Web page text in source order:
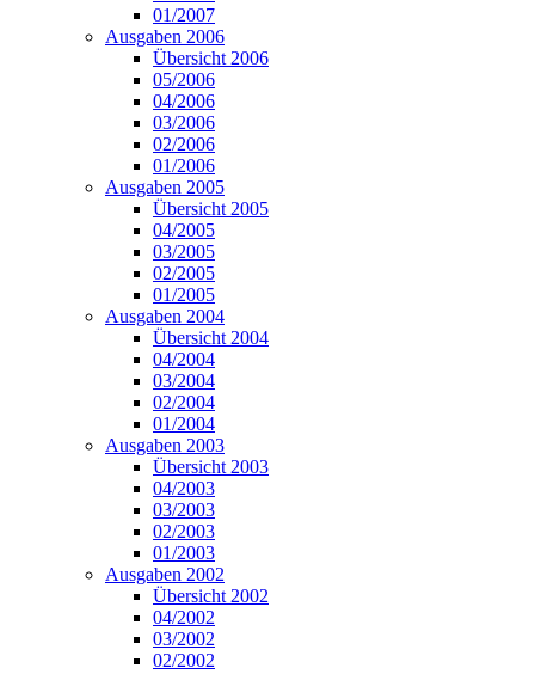
01/2007
Ausgaben 2006
Übersicht 2006
05/2006
04/2006
03/2006
02/2006
01/2006
Ausgaben 2005
Übersicht 2005
04/2005
03/2005
02/2005
01/2005
Ausgaben 2004
Übersicht 2004
04/2004
03/2004
02/2004
01/2004
Ausgaben 2003
Übersicht 2003
04/2003
03/2003
02/2003
01/2003
Ausgaben 2002
Übersicht 2002
04/2002
03/2002
02/2002